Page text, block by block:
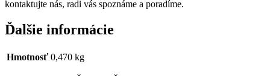
kontaktujte nás, radi vás spoznáme a poradíme.
Ďalšie informácie
Hmotnosť 0,470 kg